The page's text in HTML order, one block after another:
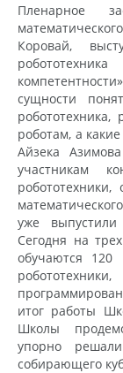
Пленарное
Коровай,
сущности
роботам, а
Айзека
участникам
уже
Сегодня на
обучаются 120
итог работы
Школы
упорно
собирающего